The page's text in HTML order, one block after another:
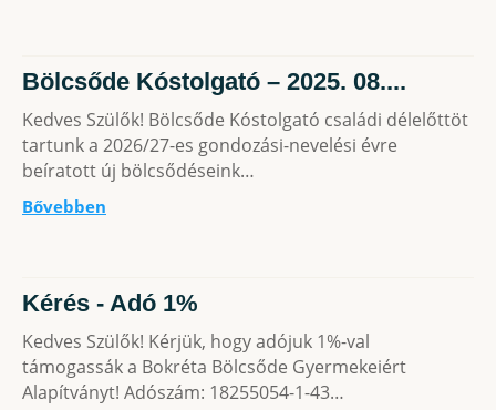
Bölcsőde Kóstolgató – 2025. 08....
Kedves Szülők! Bölcsőde Kóstolgató családi délelőttöt
tartunk a 2026/27-es gondozási-nevelési évre
beíratott új bölcsődéseink…
Bővebben
Kérés - Adó 1%
Kedves Szülők! Kérjük, hogy adójuk 1%-val
támogassák a Bokréta Bölcsőde Gyermekeiért
Alapítványt! Adószám: 18255054-1-43…